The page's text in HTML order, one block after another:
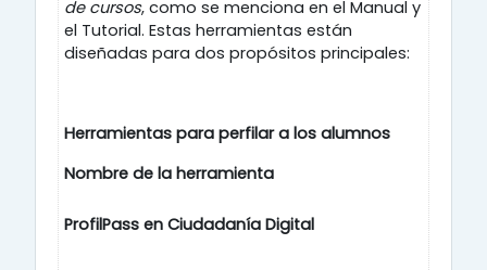
de cursos, como se menciona en el Manual y
el Tutorial. Estas herramientas están
diseñadas para dos propósitos principales:
Herramientas para perfilar a los alumnos
Nombre de la herramienta
ProfilPass en Ciudadanía Digital